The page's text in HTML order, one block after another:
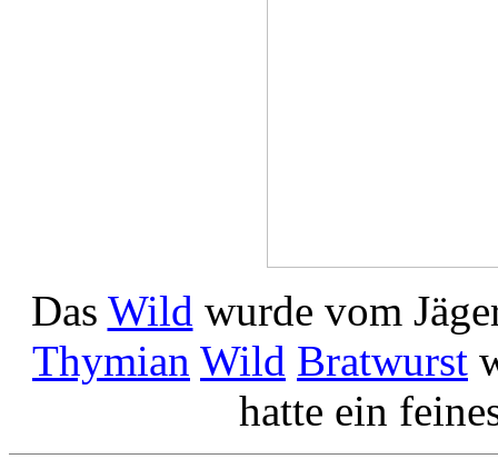
Das Wild wurde vom
Thymian Wild Bratwurst
hatte ein